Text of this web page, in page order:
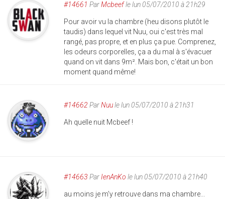
#14661 ParMcbeefle lun 05/07/2010 à 21h29
Pour avoir vu la chambre (heu disons plutôt le
taudis) dans lequel vit Nuu, oui c'est très mal
rangé, pas propre, et en plus ça pue. Comprenez,
les odeurs corporelles, ça a du mal à s'évacuer
quand on vit dans 9m². Mais bon, c'était un bon
moment quand même!
#14662 ParNuule lun 05/07/2010 à 21h31
Ah quelle nuit Mcbeef !
#14663 ParIenAnKo le lun 05/07/2010 à 21h40
au moins je m'y retrouve dans ma chambre...